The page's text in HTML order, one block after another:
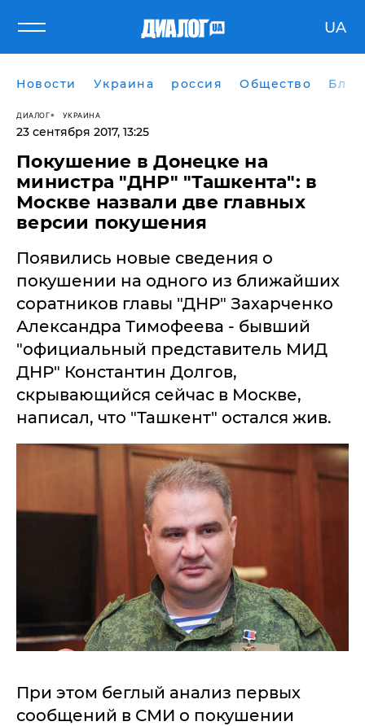
UA
Новости Украина россия Общество
ДИАЛОГ УКРАИНА
23 сентября 2017, 13:25
Покушение в Донецке на
министра "ДНР" "Ташкента": в
Москве назвали две главных
версии покушения
​Появились новые сведения о
покушении на одного из ближайших
соратников главы "ДНР" Захарченко
Александра Тимофеева - бывший
"официальный представитель МИД
ДНР" Константин Долгов,
скрывающийся сейчас в Москве,
написал, что "Ташкент" остался жив.
При этом беглый анализ первых
сообщений в СМИ о покушении